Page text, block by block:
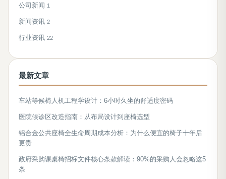
公司新闻 1
新闻资讯 2
行业资讯 22
最新文章
车站等候椅人机工程学设计：6小时久坐的舒适度密码
医院候诊区改造指南：从布局设计到座椅选型
铝合金公共座椅全生命周期成本分析：为什么便宜的椅子十年后
更贵
政府采购课桌椅招标文件核心条款解读：90%的采购人会忽略这5
条